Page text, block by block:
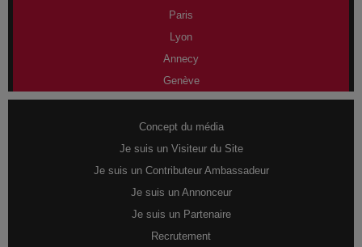
Paris
Lyon
Annecy
Genève
Concept du média
Je suis un Visiteur du Site
Je suis un Contributeur Ambassadeur
Je suis un Annonceur
Je suis un Partenaire
Recrutement